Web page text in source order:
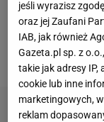
substancja
zażyta przez
na sen.
jeśli wyrazisz
oraz jej Zaufani
IAB, jak również
Gazeta.pl sp. z
takie jak adresy
cookie lub inne
marketingowych,
reklam